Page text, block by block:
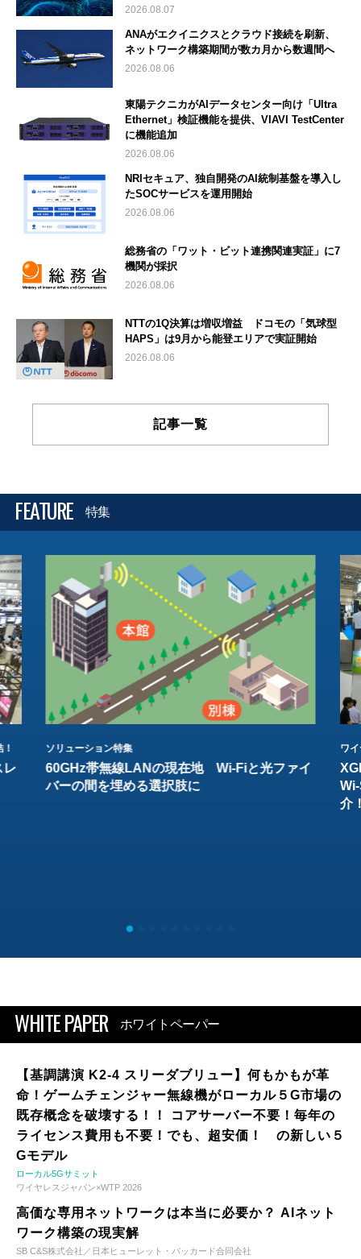
2026.08.07
ANAがエクイニクスとクラウド接続を刷新、
ネットワーク構築期間が数カ月から数週間へ
2026.08.06
東陽テクニカがAIデータセンター向け「Ultra
Ethernet」検証機能を提供、VIAVI TestCenter
に機能追加
2026.08.06
NRIセキュア、独自開発のAI統制基盤を導入し
たSOCサービスを運用開始
2026.08.06
総務省の「ワット・ビット連携関連実証」に7
機関が採択
2026.08.06
NTTの1Q決算は増収増益 ドコモの「気球型
HAPS」は9月から能登エリアで実証開始
2026.08.06
記事一覧
FEATURE 特集
レ
ソリューション特集
60GHz帯無線LANの現在地 Wi-Fiと光ファイ
バーの間を埋める選択肢に
ワ
介
WHITE PAPER ホワイトペーパー
【基調講演 K2-4 スリーダブリュー】何もかもが革
命！ゲームチェンジャー無線機がローカル５G市場の
既存概念を破壊する！！ コアサーバー不要！毎年の
ライセンス費用も不要！でも、超安価！ の新しい５
Gモデル
ローカル5Gサミット
ワイヤレスジャパン×WTP 2026
高価な専用ネットワークは本当に必要か？ AIネット
ワーク構築の現実解
SB C&S株式会社／日本ヒューレット・パッカード合同会社